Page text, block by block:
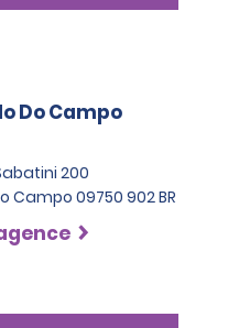
Do Campo
200
Campo 09750 902 BR